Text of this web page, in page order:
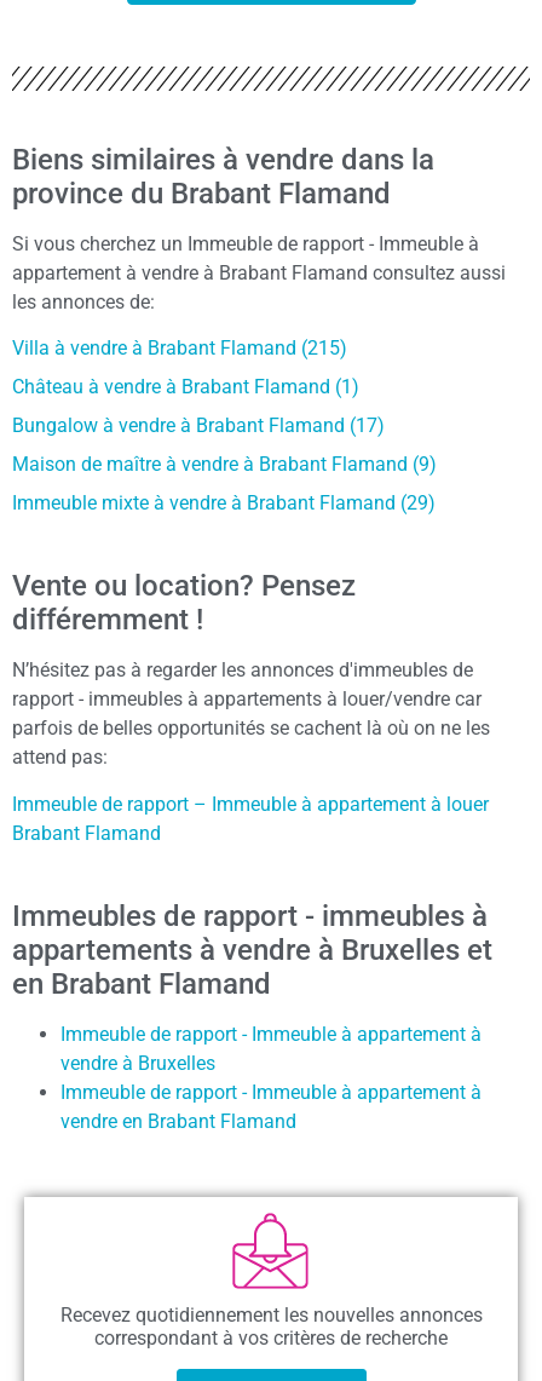
Biens similaires à vendre dans la
province du Brabant Flamand
Si vous cherchez un Immeuble de rapport - Immeuble à
appartement à vendre à Brabant Flamand consultez aussi
les annonces de:
Villa à vendre à Brabant Flamand (215)
Château à vendre à Brabant Flamand (1)
Bungalow à vendre à Brabant Flamand (17)
Maison de maître à vendre à Brabant Flamand (9)
Immeuble mixte à vendre à Brabant Flamand (29)
Vente ou location? Pensez
différemment !
N’hésitez pas à regarder les annonces d'immeubles de
rapport - immeubles à appartements à louer/vendre car
parfois de belles opportunités se cachent là où on ne les
attend pas:
Immeuble de rapport – Immeuble à appartement à louer
Brabant Flamand
Immeubles de rapport - immeubles à
appartements à vendre à Bruxelles et
en Brabant Flamand
Immeuble de rapport - Immeuble à appartement à
vendre à Bruxelles
Immeuble de rapport - Immeuble à appartement à
vendre en Brabant Flamand
Recevez quotidiennement les nouvelles annonces
correspondant à vos critères de recherche